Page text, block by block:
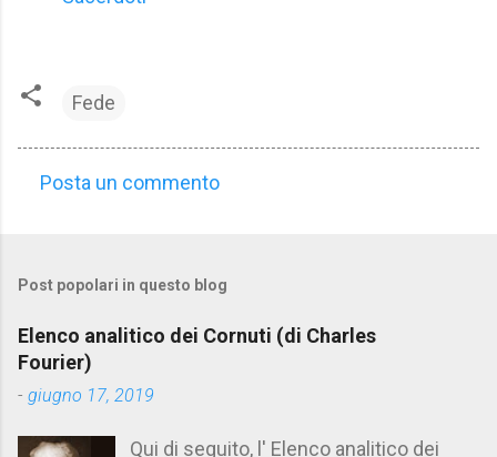
Fede
m
e
n
t
Posta un commento
Post popolari in questo blog
Elenco analitico dei Cornuti (di Charles
Fourier)
- giugno 17, 2019
Qui di seguito, l' Elenco analitico dei